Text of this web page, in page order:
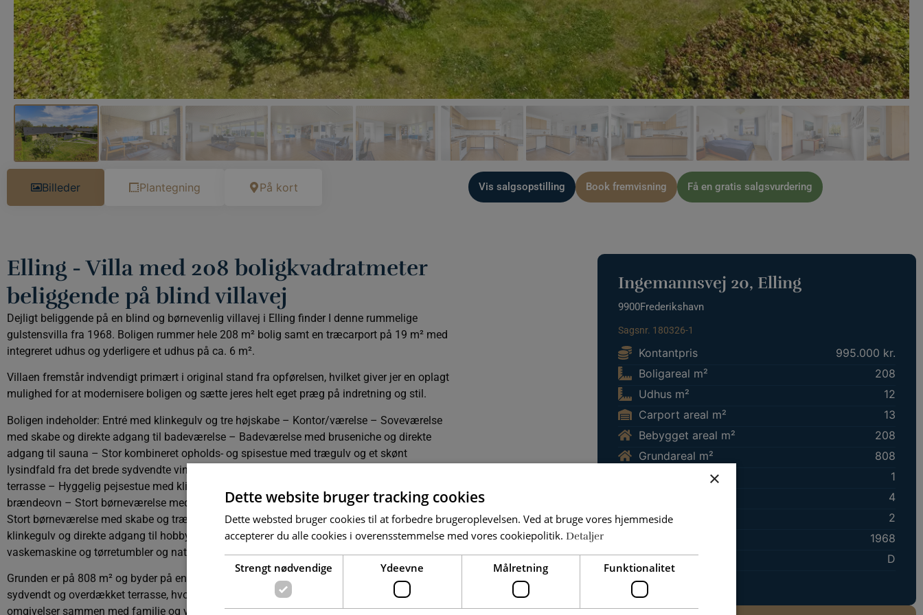
Billeder Plantegning På kort Vis salgsopstilling Book fremvisning Få en gratis salgsvurdering
Elling - Villa med 208 boligkvadratmeter
beliggende på blind villavej
Dejligt beliggende på en blind og børnevenlig villavej i Elling finder I denne rummelige
gulstensvilla fra 1968. Boligen rummer hele 208 m² bolig samt en træcarport på 19 m² med
integreret udhus og yderligere et udhus på ca. 6 m².
Villaen fremstår indvendigt primært i original stand fra opførelsen, hvilket giver jer en oplagt
mulighed for at modernisere boligen og sætte jeres helt eget præg på indretning og stil.
Boligen indeholder: Entré med klinkegulv og tre højskabe – Kontor/værelse – Soveværelse
med skabe og direkte adgang til badeværelse – Badeværelse med bruseniche og direkte
adgang til sauna – Stor kombineret opholds- og spisestue med trægulv og et skønt
lysindfald fra det brede sydvendte vinduesparti samt terrassedør til den overdækkede
terrasse – Hyggelig pejsestue med klinkegulv med gulvvarme, gule murstensvægge og
brændeovn – Stort børneværelse med skabe og trægulv – Badeværelse med badekar –
Stort børneværelse med skabe og trægulv – Køkken med spiseplads – Entré/baggang med
klinkegulv og direkte adgang til hobbyrum samt bryggers med bord med vask, plads til
vaskemaskine og tørretumbler og naturgasfyr.
Grunden er på 808 m² og byder på en dejlig, helt lukket have med blandt andet en ca. 15 m²
sydvendt og overdækket terrasse, hvor sommerens solrige dage kan nydes i fredelige
omgivelser sammen med familie og venner.
Ingemannsvej 20, Elling
9900Frederikshavn
Sagsnr. 180326-1
Kontantpris
995.000 kr.
Boligareal m²
208
Udhus m²
12
Carport areal m²
13
Bebygget areal m²
208
Grundareal m²
808
1
4
Antal stuer
2
1968
Energiklasse
D
×
Dette website bruger tracking cookies
Dette websted bruger cookies til at forbedre brugeroplevelsen. Ved at bruge vores hjemmeside
accepterer du alle cookies i overensstemmelse med vores cookiepolitik. Detaljer
Strengt nødvendige Ydeevne Målretning Funktionalitet